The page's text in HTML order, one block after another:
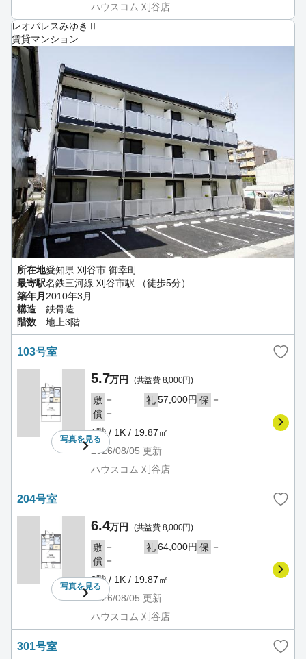
ハウスコム 刈谷店
レオパレスみゆきⅡ
賃貸マンション
所在地愛知県 刈谷市 御幸町
最寄駅名鉄三河線 刈谷市駅 （徒歩5分）
築年月 2010年3月
構造
鉄骨造
階数
地上3階
103号室
写真を見る
5.7万円 (共益費 8,000円)
敷 － 礼57,000円 保 －
償 －
1階 / 1K / 19.87㎡
2026/08/05 更新
ハウスコム 刈谷店
204号室
写真を見る
6.4万円 (共益費 8,000円)
敷 － 礼64,000円 保 －
償 －
2階 / 1K / 19.87㎡
2026/08/05 更新
ハウスコム 刈谷店
301号室